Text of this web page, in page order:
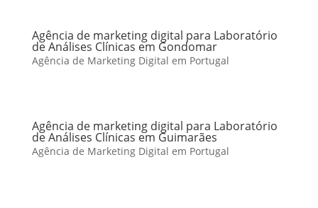
Agência de marketing digital para Laboratório
de Análises Clínicas em Gondomar
Agência de Marketing Digital em Portugal
Agência de marketing digital para Laboratório
de Análises Clínicas em Guimarães
Agência de Marketing Digital em Portugal